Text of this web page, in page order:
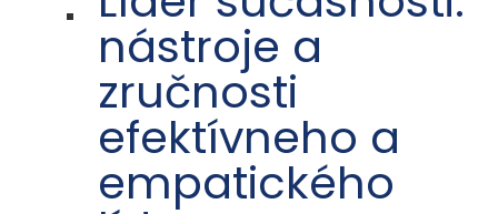
nástroje a
zručnosti
efektívneho a
empatického